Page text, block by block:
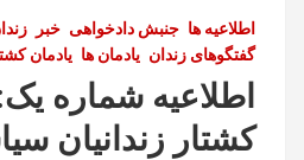
اطلاعیه ها جنبش دادخواهی خبر
گفتگوهای زندان یادمان ها یادمان
اطلاعیه شماره
کشتار زندانیان